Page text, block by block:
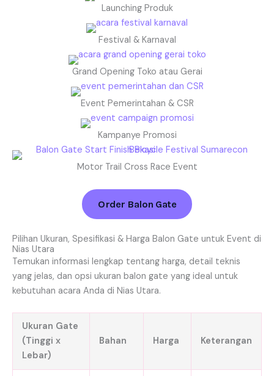
Launching Produk
Festival & Karnaval
Grand Opening Toko atau Gerai
Event Pemerintahan & CSR
Kampanye Promosi
Motor Trail Cross Race Event
Order Balon Gate
Pilihan Ukuran, Spesifikasi & Harga Balon Gate untuk Event di
Nias Utara
Temukan informasi lengkap tentang harga, detail teknis
yang jelas, dan opsi ukuran balon gate yang ideal untuk
kebutuhan acara Anda di Nias Utara.
Ukuran Gate
(Tinggi x
Lebar)
Bahan Harga Keterangan